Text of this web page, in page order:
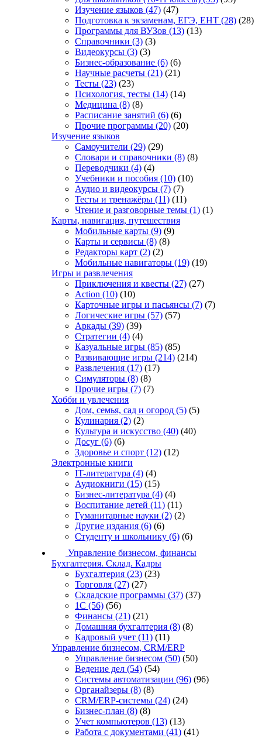
Изучение языков (47) (47)
Подготовка к экзаменам, ЕГЭ, ЕНТ (28) (28)
Программы для ВУЗов (13) (13)
Справочники (3) (3)
Видеокурсы (3) (3)
Бизнес-образование (6) (6)
Научные расчеты (21) (21)
Тесты (23) (23)
Психология, тесты (14) (14)
Медицина (8) (8)
Расписание занятий (6) (6)
Прочие программы (20) (20)
Изучение языков
Самоучители (29) (29)
Словари и справочники (8) (8)
Переводчики (4) (4)
Учебники и пособия (10) (10)
Аудио и видеокурсы (7) (7)
Тесты и тренажёры (11) (11)
Чтение и разговорные темы (1) (1)
Карты, навигация, путешествия
Мобильные карты (9) (9)
Карты и сервисы (8) (8)
Редакторы карт (2) (2)
Мобильные навигаторы (19) (19)
Игры и развлечения
Приключения и квесты (27) (27)
Action (10) (10)
Карточные игры и пасьянсы (7) (7)
Логические игры (57) (57)
Аркады (39) (39)
Стратегии (4) (4)
Казуальные игры (85) (85)
Развивающие игры (214) (214)
Развлечения (17) (17)
Симуляторы (8) (8)
Прочие игры (7) (7)
Хобби и увлечения
Дом, семья, сад и огород (5) (5)
Кулинария (2) (2)
Культура и искусство (40) (40)
Досуг (6) (6)
Здоровье и спорт (12) (12)
Электронные книги
IT-литература (4) (4)
Аудиокниги (15) (15)
Бизнес-литература (4) (4)
Воспитание детей (11) (11)
Гуманитарные науки (2) (2)
Другие издания (6) (6)
Студенту и школьнику (6) (6)
Управление бизнесом, финансы
Бухгалтерия. Склад. Кадры
Бухгалтерия (23) (23)
Торговля (27) (27)
Складские программы (37) (37)
1С (56) (56)
Финансы (21) (21)
Домашняя бухгалтерия (8) (8)
Кадровый учет (11) (11)
Управление бизнесом, CRM/ERP
Управление бизнесом (50) (50)
Ведение дел (54) (54)
Системы автоматизации (96) (96)
Органайзеры (8) (8)
CRM/ERP-системы (24) (24)
Бизнес-план (8) (8)
Учет компьютеров (13) (13)
Работа с документами (41) (41)